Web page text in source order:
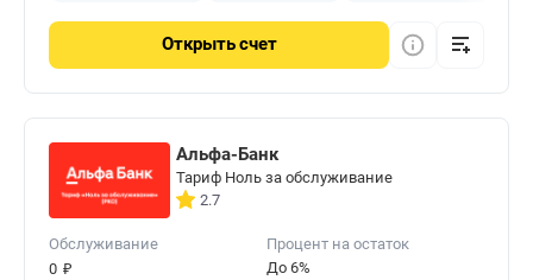
Открытьсчет
Альфа-Банк
Тариф Ноль за обслуживание
2.7
Обслуживание
0 ₽
Процент на остаток
До 6%